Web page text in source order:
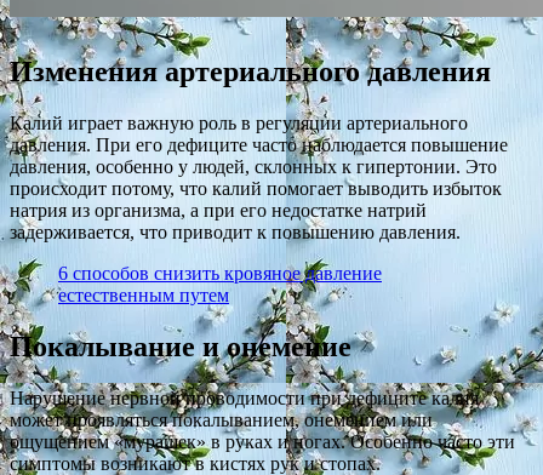
Изменения артериального давления
Калий играет важную роль в регуляции артериального
давления. При его дефиците часто наблюдается повышение
давления, особенно у людей, склонных к гипертонии. Это
происходит потому, что калий помогает выводить избыток
натрия из организма, а при его недостатке натрий
задерживается, что приводит к повышению давления.
6 способов снизить кровяное давление
естественным путем
Покалывание и онемение
Нарушение нервной проводимости при дефиците калия
может проявляться покалыванием, онемением или
ощущением «мурашек» в руках и ногах. Особенно часто эти
симптомы возникают в кистях рук и стопах.